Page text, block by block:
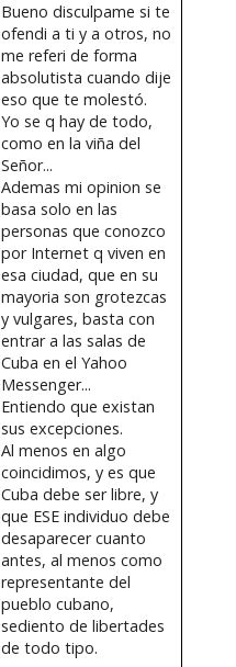
Bueno disculpame si te
ofendi a ti y a otros, no
me referi de forma
absolutista cuando dije
eso que te molestó.
Yo se q hay de todo,
como en la viña del
Señor...
Ademas mi opinion se
basa solo en las
personas que conozco
por Internet q viven en
esa ciudad, que en su
mayoria son grotezcas
y vulgares, basta con
entrar a las salas de
Cuba en el Yahoo
Messenger...
Entiendo que existan
sus excepciones.
Al menos en algo
coincidimos, y es que
Cuba debe ser libre, y
que ESE individuo debe
desaparecer cuanto
antes, al menos como
representante del
pueblo cubano,
sediento de libertades
de todo tipo.